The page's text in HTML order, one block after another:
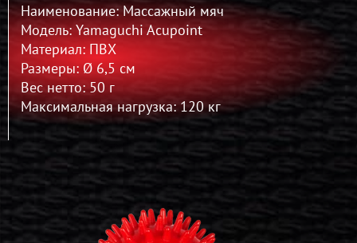
Наименование: Массажный мяч
Модель: Yamaguchi Acupoint
Материал: ПВХ
Размеры: Ø 6,5 см
Вес нетто: 50 г
Максимальная нагрузка: 120 кг